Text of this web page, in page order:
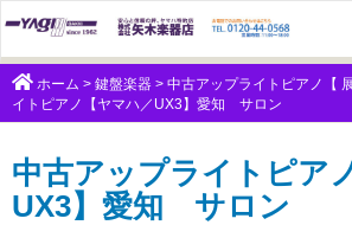
ホーム > 鍵盤楽器 > 中古アップライトピアノ【
イトピアノ【ヤマハ／UX3】愛知 サロン
中古アップライトピア
UX3】愛知 サロン